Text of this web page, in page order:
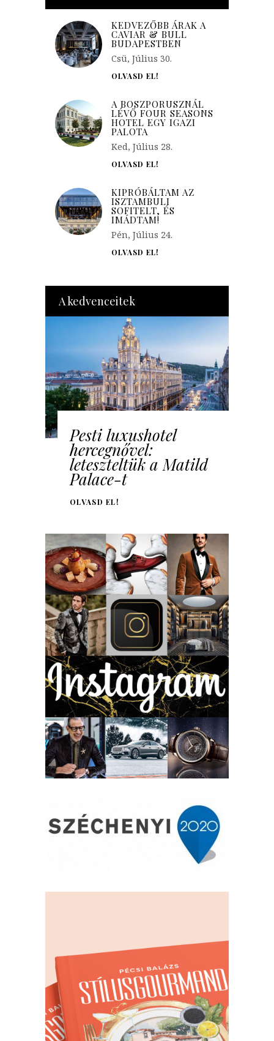
KEDVEZŐBB ÁRAK A
CAVIAR & BULL
BUDAPESTBEN
Csü, Július 30.
OLVASD EL!
A BOSZPORUSZNÁL
LÉVŐ FOUR SEASONS
HOTEL EGY IGAZI
PALOTA
Ked, Július 28.
OLVASD EL!
KIPRÓBÁLTAM AZ
ISZTAMBULI
SOFITELT, ÉS
IMÁDTAM!
Pén, Július 24.
OLVASD EL!
A kedvenceitek
Pesti luxushotel
hercegnővel:
leteszteltük a Matild
Palace-t
OLVASD EL!